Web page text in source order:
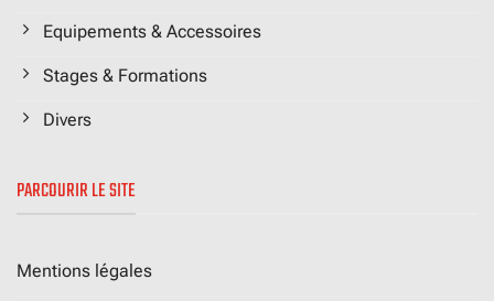
Equipements & Accessoires
Stages & Formations
Divers
PARCOURIR LE SITE
Mentions légales